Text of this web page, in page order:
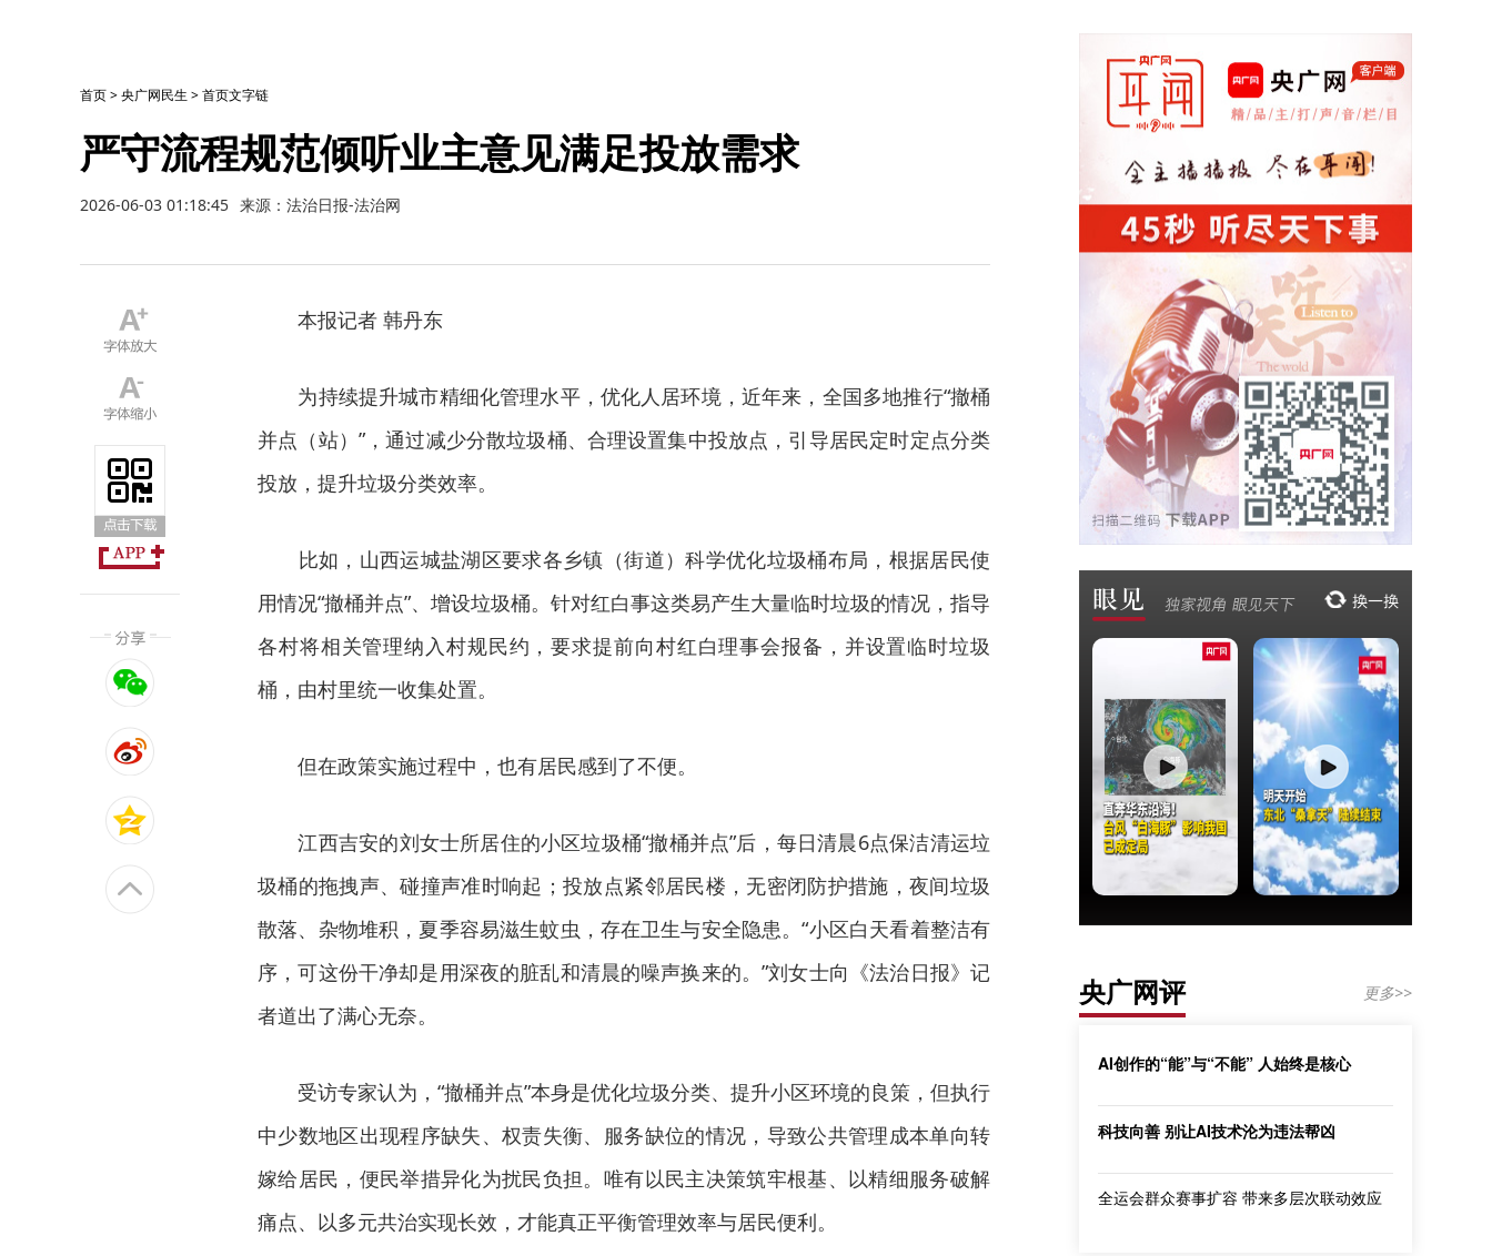
首页>央广网民生 >首页文字链
严守流程规范倾听业主意见满足投放需求
2026-06-03 01:18:45 来源：法治日报-法治网
本报记者 韩丹东
为持续提升城市精细化管理水平，优化人居环境，近年来，全国多地推行“撤桶
并点（站）”，通过减少分散垃圾桶、合理设置集中投放点，引导居民定时定点分类
投放，提升垃圾分类效率。
比如，山西运城盐湖区要求各乡镇（街道）科学优化垃圾桶布局，根据居民使
用情况“撤桶并点”、增设垃圾桶。针对红白事这类易产生大量临时垃圾的情况，指导
各村将相关管理纳入村规民约，要求提前向村红白理事会报备，并设置临时垃圾
桶，由村里统一收集处置。
但在政策实施过程中，也有居民感到了不便。
江西吉安的刘女士所居住的小区垃圾桶“撤桶并点”后，每日清晨6点保洁清运垃
圾桶的拖拽声、碰撞声准时响起；投放点紧邻居民楼，无密闭防护措施，夜间垃圾
散落、杂物堆积，夏季容易滋生蚊虫，存在卫生与安全隐患。“小区白天看着整洁有
序，可这份干净却是用深夜的脏乱和清晨的噪声换来的。”刘女士向《法治日报》记
者道出了满心无奈。
受访专家认为，“撤桶并点”本身是优化垃圾分类、提升小区环境的良策，但执行
中少数地区出现程序缺失、权责失衡、服务缺位的情况，导致公共管理成本单向转
嫁给居民，便民举措异化为扰民负担。唯有以民主决策筑牢根基、以精细服务破解
痛点、以多元共治实现长效，才能真正平衡管理效率与居民便利。
央广网评 更多>>
AI创作的“能”与“不能” 人始终是核心
科技向善 别让AI技术沦为违法帮凶
全运会群众赛事扩容 带来多层次联动效应